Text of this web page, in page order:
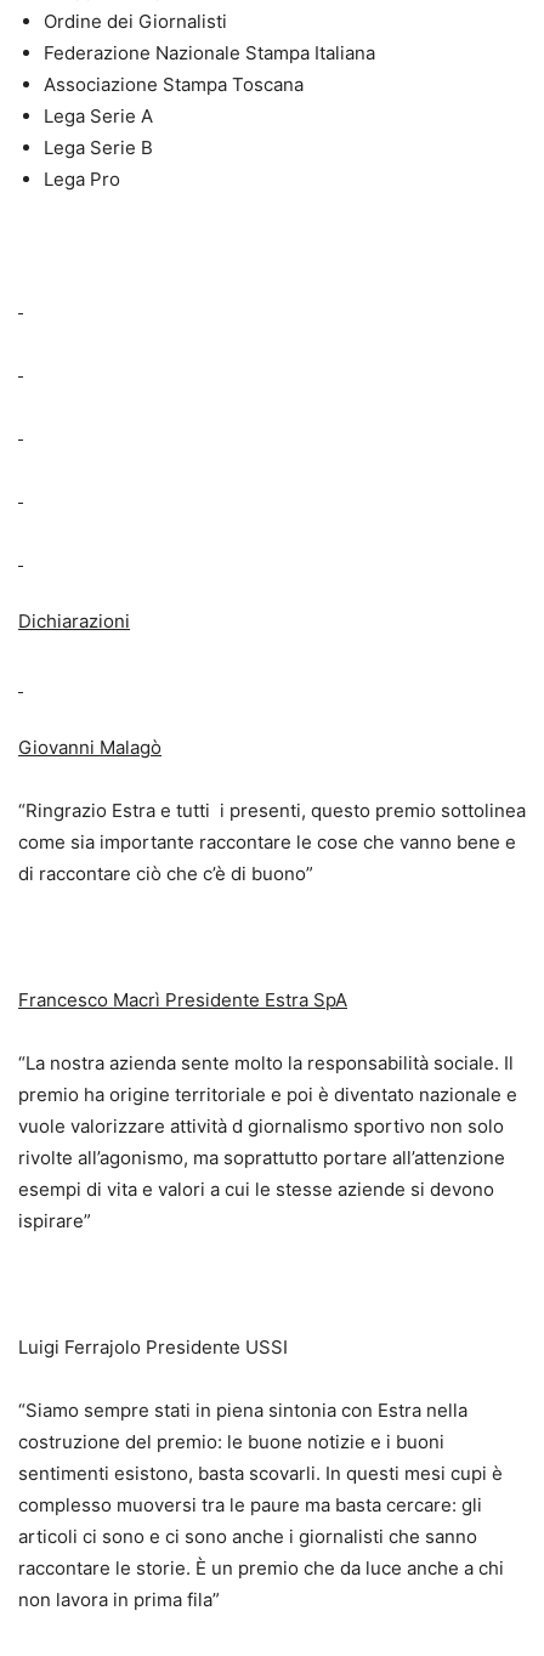
Ordine dei Giornalisti
Federazione Nazionale Stampa Italiana
Associazione Stampa Toscana
Lega Serie A
Lega Serie B
Lega Pro
Dichiarazioni
Giovanni Malagò
“Ringrazio Estra e tutti i presenti, questo premio sottolinea
come sia importante raccontare le cose che vanno bene e
di raccontare ciò che c’è di buono”
Francesco Macrì Presidente Estra SpA
“La nostra azienda sente molto la responsabilità sociale. Il
premio ha origine territoriale e poi è diventato nazionale e
vuole valorizzare attività d giornalismo sportivo non solo
rivolte all’agonismo, ma soprattutto portare all’attenzione
esempi di vita e valori a cui le stesse aziende si devono
ispirare”
Luigi Ferrajolo Presidente USSI
“Siamo sempre stati in piena sintonia con Estra nella
costruzione del premio: le buone notizie e i buoni
sentimenti esistono, basta scovarli. In questi mesi cupi è
complesso muoversi tra le paure ma basta cercare: gli
articoli ci sono e ci sono anche i giornalisti che sanno
raccontare le storie. È un premio che da luce anche a chi
non lavora in prima fila”